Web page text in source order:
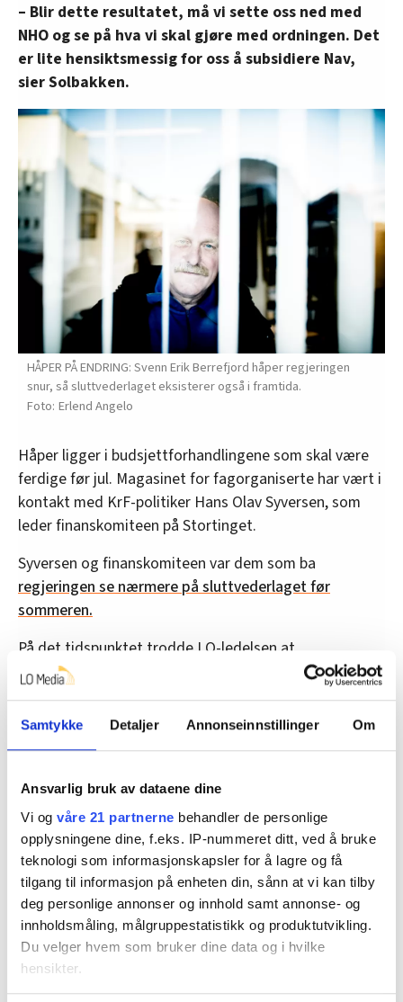
Samtykke Detaljer Annonseinnstillinger Om
Ansvarlig bruk av dataene dine
Vi og våre 21 partnerne behandler de personlige
opplysningene dine, f.eks. IP-nummeret ditt, ved å bruke
teknologi som informasjonskapsler for å lagre og få
tilgang til informasjon på enheten din, sånn at vi kan tilby
deg personlige annonser og innhold samt annonse- og
innholdsmåling, målgruppestatistikk og produktutvikling.
Du velger hvem som bruker dine data og i hvilke
hensikter.
– Blir dette resultatet, må vi sette oss ned med
NHO og se på hva vi skal gjøre med ordningen. Det
er lite hensiktsmessig for oss å subsidiere Nav,
sier Solbakken.
HÅPER PÅ ENDRING: Svenn Erik Berrefjord håper regjeringen
snur, så sluttvederlaget eksisterer også i framtida.
Erlend Angelo
Håper ligger i budsjettforhandlingene som skal være
ferdige før jul. Magasinet for fagorganiserte har vært i
kontakt med KrF-politiker Hans Olav Syversen, som
leder finanskomiteen på Stortinget.
Syversen og finanskomiteen var dem som ba
regjeringen se nærmere på sluttvederlaget før
sommeren.
På det tidspunktet trodde LO-ledelsen at
sluttvederlagsordningen var reddet.
budsjettforhandlingene.
egen del, men håper likevel regjeringen snur i saken.
For andres skyld.
– For min del er det nok for seint, men i alle fall for alle
dem som kommer etter, sier Berrefjord.
– Der det er vilje får de det til. Men det spørs om de vil
...
•Slik unngår du AFP-smellen